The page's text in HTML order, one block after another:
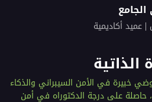
| عميد أكاديمية
الذاتية
خبيرة في الأمن السيبراني والذكاء
حاصلة على درجة الدكتوراه في أمن